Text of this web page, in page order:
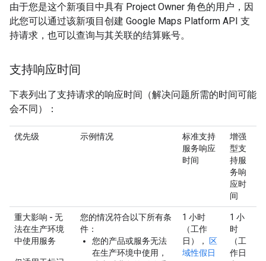
由于您是这个新项目中具有 Project Owner 角色的用户，因
此您可以通过该新项目创建 Google Maps Platform API 支
持请求，也可以查询与其关联的结算账号。
支持响应时间
下表列出了支持请求的响应时间（解决问题所需的时间可能
会不同）：
优先级 示例情况
标准支持
服务响应
时间
增强
型支
持服
务响
应时
间
重大影响 - 无
法在生产环境
中使用服务
您的情况符合以下所有条
件：
您的产品或服务无法
在生产环境中使用，
1 小时
（工作
日），
区
域性假日
1 小
时
（工
作日